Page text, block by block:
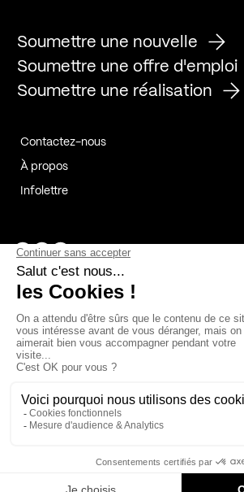
Soumettre une nouvelle
Soumettre une offre d'emploi
Soumettre une réalisation
Contactez-nous
À propos
Infolettre
Page Facebook de Kollectif
Page Instagram de Kollectif
Page Linkedin de Kollectif
Bâtiment-Durable-Québec-1
Esquisses-1IRAC-1
MP-1 v2com-1
Cookies